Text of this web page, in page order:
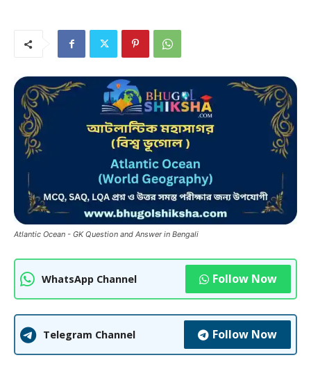
Atlantic Ocean - GK Question and Answer in Bengali
WhatsApp Channel Follow Now
Telegram Channel Follow Now